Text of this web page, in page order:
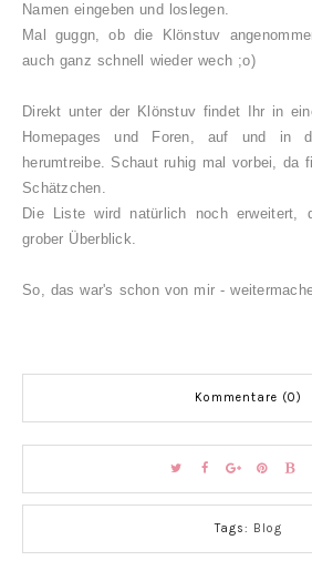
Namen eingeben und loslegen.
Mal guggn, ob die Klönstuv
auch ganz schnell wieder wech ;o)
Direkt unter der Klönstuv findet Ihr in
Homepages und Foren, auf und in
herumtreibe. Schaut ruhig mal vorbei, da
Schätzchen.
Die Liste wird natürlich noch
grober Überblick.
So, das war's schon von mir -
Kommentare (0)
Tags: Blog